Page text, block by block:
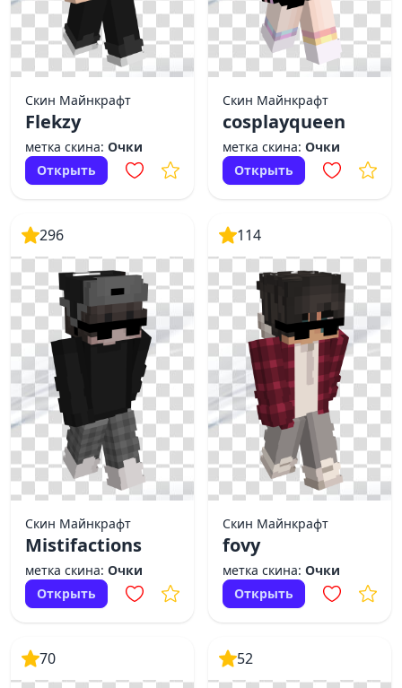
Скин Майнкрафт
Flekzy
метка скина: Очки
Открыть
Скин Майнкрафт
cosplayqueen
метка скина: Очки
Открыть
296
Скин Майнкрафт
Mistifactions
метка скина: Очки
Открыть
114
Скин Майнкрафт
fovy
метка скина: Очки
Открыть
70 52